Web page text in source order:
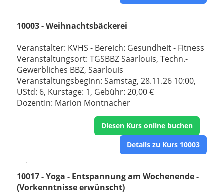
10003 - Weihnachtsbäckerei
Veranstalter: KVHS - Bereich: Gesundheit - Fitness
Veranstaltungsort: TGSBBZ Saarlouis, Techn.-
Gewerbliches BBZ, Saarlouis
Veranstaltungsbeginn: Samstag, 28.11.26 10:00,
UStd: 6, Kurstage: 1, Gebühr: 20,00 €
DozentIn: Marion Montnacher
Diesen Kurs online buchen
Details zu Kurs 10003
10017 - Yoga - Entspannung am Wochenende -
(Vorkenntnisse erwünscht)